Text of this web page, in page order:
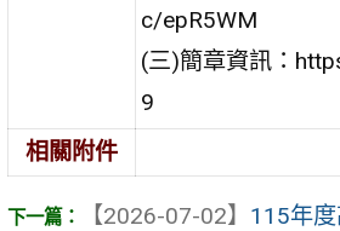
c/epR5WM
(三)簡章資訊：
9
相關附件
【2026-07-02】 115年